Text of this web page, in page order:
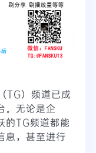
TG）频道已成
。无论是企
的TG频道都能
息，甚至进行